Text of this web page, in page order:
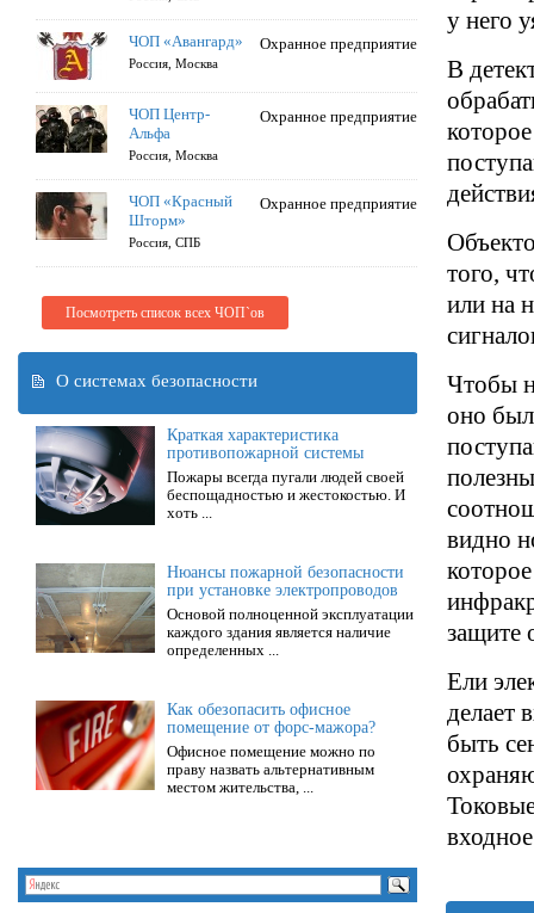
у него
В
того,
или на
Чтобы
оно
видно
защите
Ели
делает
быть
Охранное предприятие
ЧОП «Авангард»
Россия, Москва
Охранное предприятие
ЧОП Центр-
Альфа
Россия, Москва
Охранное предприятие
ЧОП «Красный
Шторм»
Россия, СПБ
Посмотреть список всех ЧОП`ов
О системах безопасности
Краткая характеристика
противопожарной системы
Пожары всегда пугали людей своей
беспощадностью и жестокостью. И
хоть ...
Нюансы пожарной безопасности
при установке электропроводов
Основой полноценной эксплуатации
каждого здания является наличие
определенных ...
Как обезопасить офисное
помещение от форс-мажора?
Офисное помещение можно по
праву назвать альтернативным
местом жительства, ...